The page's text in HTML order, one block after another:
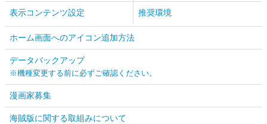
表示コンテンツ設定 推奨環境
ホーム画面へのアイコン追加方法
データバックアップ
※機種変更する前に必ずご確認ください。
漫画家募集
海賊版に関する取組みについて